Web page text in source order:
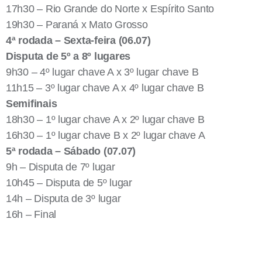
17h30 – Rio Grande do Norte x Espírito Santo
19h30 – Paraná x Mato Grosso
4ª rodada – Sexta-feira (06.07)
Disputa de 5º a 8º lugares
9h30 – 4º lugar chave A x 3º lugar chave B
11h15 – 3º lugar chave A x 4º lugar chave B
Semifinais
18h30 – 1º lugar chave A x 2º lugar chave B
16h30 – 1º lugar chave B x 2º lugar chave A
5ª rodada – Sábado (07.07)
9h – Disputa de 7º lugar
10h45 – Disputa de 5º lugar
14h – Disputa de 3º lugar
16h – Final